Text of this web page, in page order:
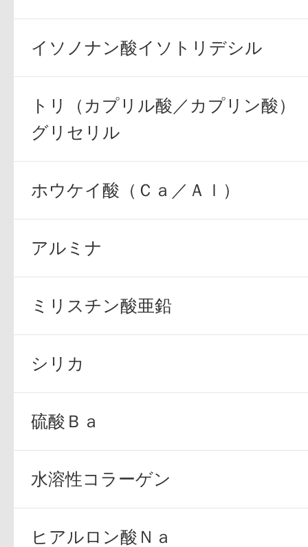
プリマモイスト
クレンズオイル
メイクアップ
イソノナン酸イソトリデシル
トリ（カプリル酸／カプリン酸）
グリセリル
ホウケイ酸（Ｃａ／Ａｌ）
アルミナ
ミリスチン酸亜鉛
シリカ
硫酸Ｂａ
水溶性コラーゲン
ヒアルロン酸Ｎａ